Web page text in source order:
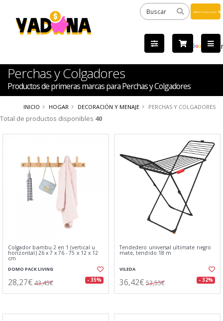
by
Perchas y Colgadores
Productos de primeras marcas para Perchas y Colgadores
INICIO HOGAR DECORACIÓN Y MENAJE PERCHAS Y COLGADORES
Total de productos disponibles 40
Colgador bambu 2 en 1 (vertical u
horizontal) 26 x 7 x 76 - 75 x 12 x 12
cm
DOMO PACK LIVING
28,27€ 43,45€ - 35%
Tendedero universal ultimate negro
mate, tendido 18 m
VILEDA
36,42€ 53,55€ - 32%